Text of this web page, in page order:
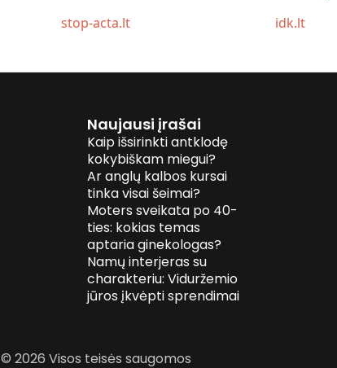
stop-acta.lt idk.lt
Naujausi įrašai
Kaip išsirinkti antklodę
kokybiškam miegui?
Ar anglų kalbos kursai
tinka visai šeimai?
Moters sveikata po 40-
ties: kokias temas
aptaria ginekologas?
Namų interjeras su
charakteriu: Viduržemio
jūros įkvėpti sprendimai
© 2026 Visos teisės saugomos